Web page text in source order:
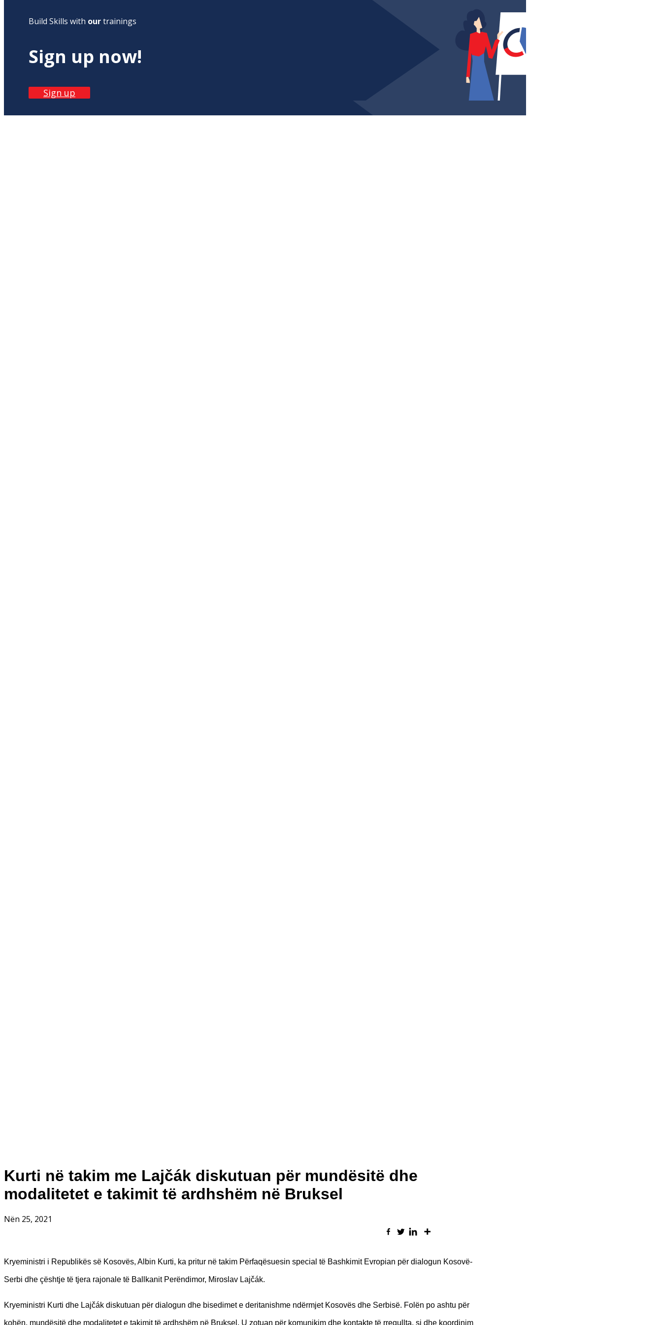
Build Skills with ourtrainings
Sign up now!
Sign up
Kurti në takim me Lajčák diskutuan për mundësitë dhe
modalitetet e takimit të ardhshëm në Bruksel
Nën 25, 2021
Kryeministri i Republikës së Kosovës, Albin Kurti, ka pritur në takim Përfaqësuesin special të Bashkimit Evropian për dialogun Kosovë-
Serbi dhe çështje të tjera rajonale të Ballkanit Perëndimor, Miroslav Lajčák.
Kryeministri Kurti dhe Lajčák diskutuan për dialogun dhe bisedimet e deritanishme ndërmjet Kosovës dhe Serbisë. Folën po ashtu për
kohën, mundësitë dhe modalitetet e takimit të ardhshëm në Bruksel. U zotuan për komunikim dhe kontakte të rregullta, si dhe koordinim